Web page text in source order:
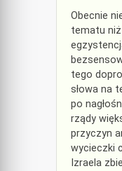
Obecnie
tematu
tego
słowa na
po
rządy
przyczyn
wycieczki
Izraela